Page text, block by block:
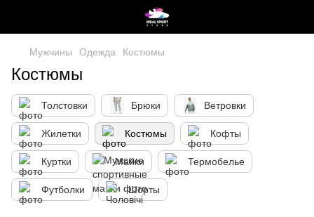
Мужчины Одежда Костюмы
Костюмы
Толстовки Брюки Ветровки
Жилетки Костюмы Кофты
Куртки Майки Термобелье
Футболки Шорты